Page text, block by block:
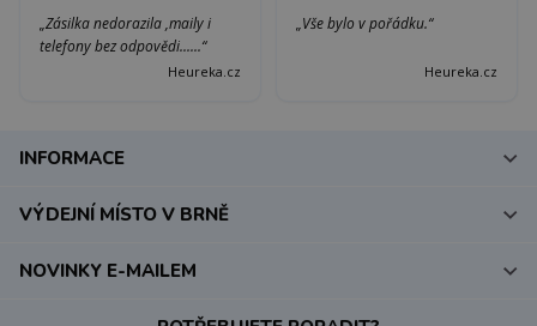
„Zásilka nedorazila ,maily i
telefony bez odpovědi......“
Heureka.cz
„Vše bylo v pořádku.“
Heureka.cz
INFORMACE
VÝDEJNÍ MÍSTO V BRNĚ
NOVINKY E-MAILEM